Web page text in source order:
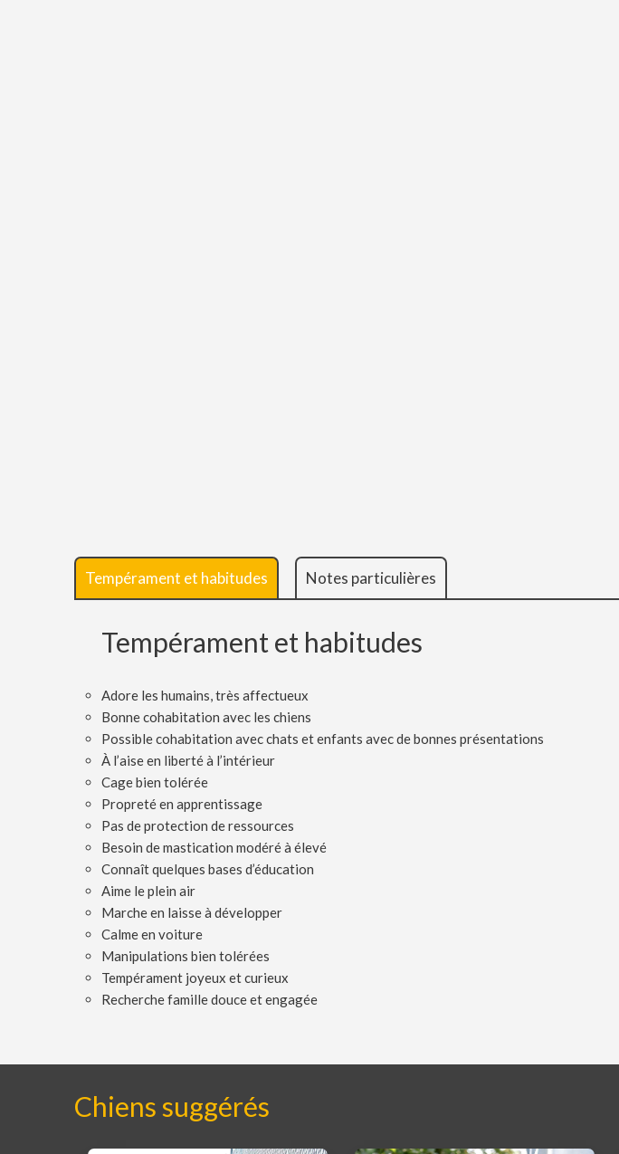
Tempérament et habitudes Notes particulières
Tempérament et habitudes
Adore les humains, très affectueux
Bonne cohabitation avec les chiens
Possible cohabitation avec chats et enfants avec de bonnes présentations
À l’aise en liberté à l’intérieur
Cage bien tolérée
Propreté en apprentissage
Pas de protection de ressources
Besoin de mastication modéré à élevé
Connaît quelques bases d’éducation
Aime le plein air
Marche en laisse à développer
Calme en voiture
Manipulations bien tolérées
Tempérament joyeux et curieux
Recherche famille douce et engagée
Chiens suggérés